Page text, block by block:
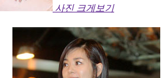
사진 크게보기